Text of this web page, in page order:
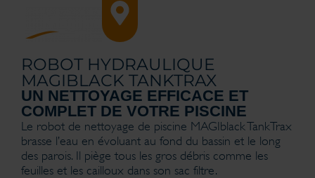
ROBOT HYDRAULIQUE
MAGIBLACK TANKTRAX
UN NETTOYAGE EFFICACE ET
COMPLET DE VOTRE PISCINE
Le robot de nettoyage de piscine MAGIblack TankTrax
brasse l’eau en évoluant au fond du bassin et le long
des parois. Il piège tous les gros débris comme les
feuilles et les cailloux dans son sac filtre.